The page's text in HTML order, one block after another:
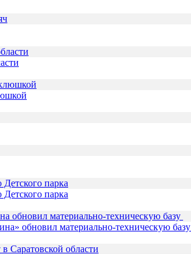
парка
обновил материально-техническую базу